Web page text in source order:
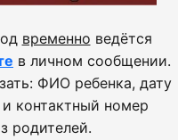
временно ведётся
в личном сообщении.
ФИО ребенка, дату
контактный номер
родителей.